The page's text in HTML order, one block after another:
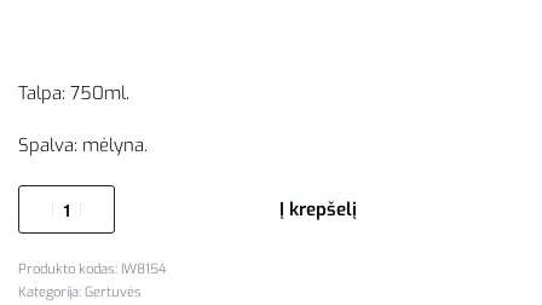
Talpa: 750ml.
Spalva: mėlyna.
Į krepšelį
IW8154
Kategorija: Gertuvės